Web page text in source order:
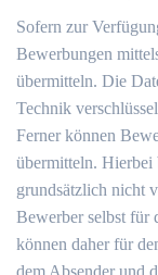
Sofern zur
Bewerbungen
übermitteln. Die
Technik
Ferner können
übermitteln. Hierbei
grundsätzlich nicht
Bewerber selbst für
können daher für
dem Absender und